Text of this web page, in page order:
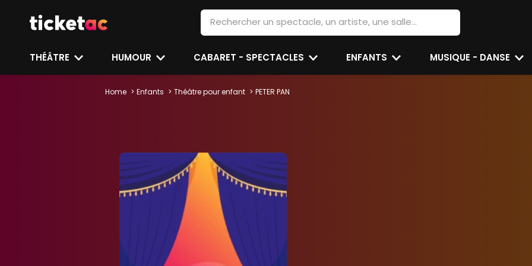
THÉÂTRE HUMOUR CABARET - SPECTACLES ENFANTS MUSIQUE - DANSE
Home Enfants Théâtre pour enfant PETER PAN